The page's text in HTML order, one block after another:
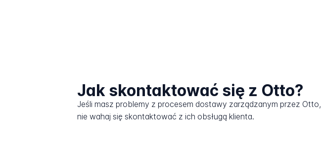
Jak skontaktować się z Otto?
Jeśli masz problemy z procesem dostawy zarządzanym przez Otto,
nie wahaj się skontaktować z ich obsługą klienta.